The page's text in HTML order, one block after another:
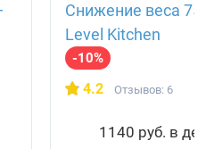
Снижение веса
Level Kitchen
-10%
4.2 Отзывов: 6
1140 руб. в